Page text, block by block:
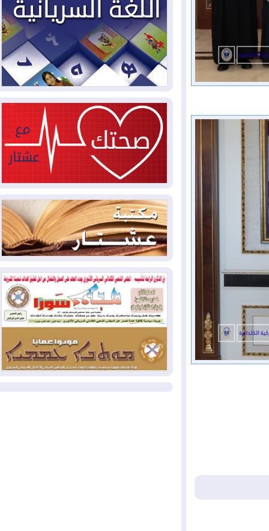
2026-08-03العجز والاقتراض يطوقان
المالية العراقية.. اقتراض يتجاوز 3 تريليونات
دينار!
2026-08-03كوبا تغرق في الظلام مجددا
2026-08-03
أوامر بإجلاء 60 ألف شخص
بسبب الحرائق في ولاية واشنطن
2026-08-02
مشروع "حسابي" يُمهل
الموظفين حتى نهاية أغسطس لاستلام
بطاقاتهم المصرفية
2026-08-02دمشق وعمّان تحذران بغداد:
أي هجوم من أراضي العراق سيواجه برد
2026-08-02ترامب: الولايات المتحدة
وإسرائيل تعلقان شن ضربات على إيران
2026-08-01
تقرير: الولايات المتحدة تسحب
منظومة باتريوت الدفاعية من أربيل
2026-08-01
النفط: اتفاقية ثلاثية لاستئناف
التصدير عبر جيهان بطاقة 750 ألف برميل
يومياً